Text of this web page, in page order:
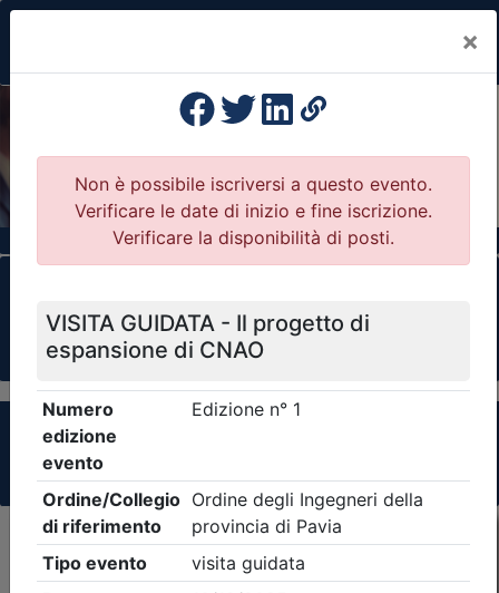
×
Previous
Il portale della formazione per Ordini e
Collegi Professionali
Clicca qui - espandi la sezione dei filtri ricerca
Criteri di ricerca applicati: